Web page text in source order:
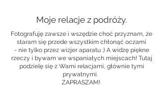
Moje relacje z podróży.
Fotografuję zawsze i wszędzie choć przyznam, że
staram się przede wszystkim chłonąć oczami
- nie tylko przez wizjer aparatu ;) A widzę piękne
rzeczy i bywam we wspaniałych miejscach! Tutaj
podzielę się z Wami relacjami, głównie tymi
prywatnymi.
ZAPRASZAM!